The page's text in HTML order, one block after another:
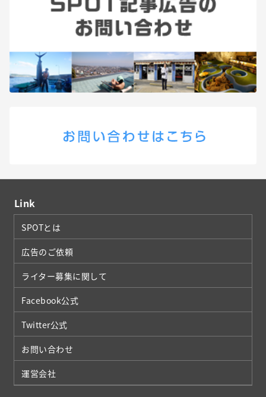
Link
SPOTとは
広告のご依頼
ライター募集に関して
Facebook公式
Twitter公式
お問い合わせ
運営会社